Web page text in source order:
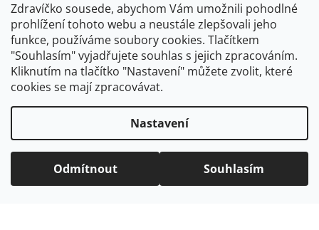
Zdravíčko sousede, abychom Vám umožnili pohodlné
prohlížení tohoto webu a neustále zlepšovali jeho
funkce, používáme soubory cookies. Tlačítkem
"Souhlasím" vyjadřujete souhlas s jejich zpracováním.
Kliknutím na tlačítko "Nastavení" můžete zvolit, které
cookies se mají zpracovávat.
Nastavení
Odmítnout Souhlasím
Certifikace